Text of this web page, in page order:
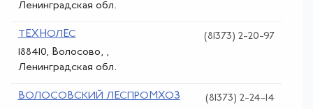
Ленинградская обл.
ТЕХНОЛЕС
188410, Волосово, ,
Ленинградская обл.
(81373) 2-20-97
ВОЛОСОВСКИЙ ЛЕСПРОМХОЗ (81373) 2-24-14